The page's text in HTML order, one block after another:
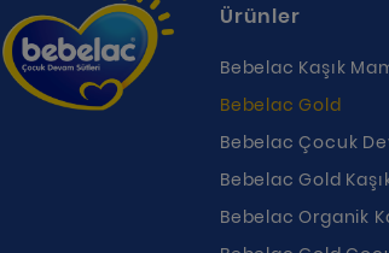
Ürünler
Bebelac Kaşık
Bebelac Gold
Bebelac Çocuk
Bebelac Gold
Bebelac Organik